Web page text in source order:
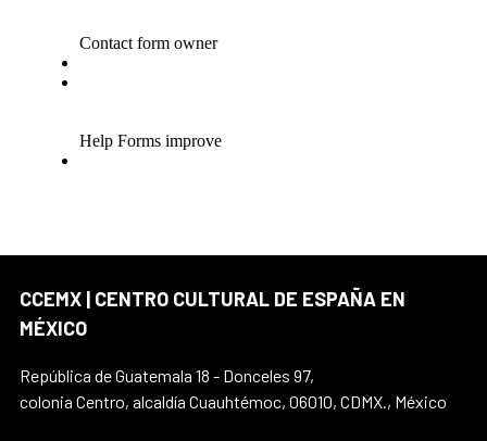
CCEMX | CENTRO CULTURAL DE ESPAÑA EN
MÉXICO
República de Guatemala 18 - Donceles 97,
colonia Centro, alcaldía Cuauhtémoc, 06010, CDMX., México